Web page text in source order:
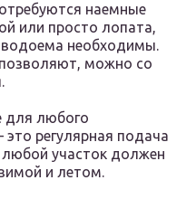
наемные
или просто лопата,
необходимы.
можно со
для любого
это регулярная подача
участок должен
и летом.